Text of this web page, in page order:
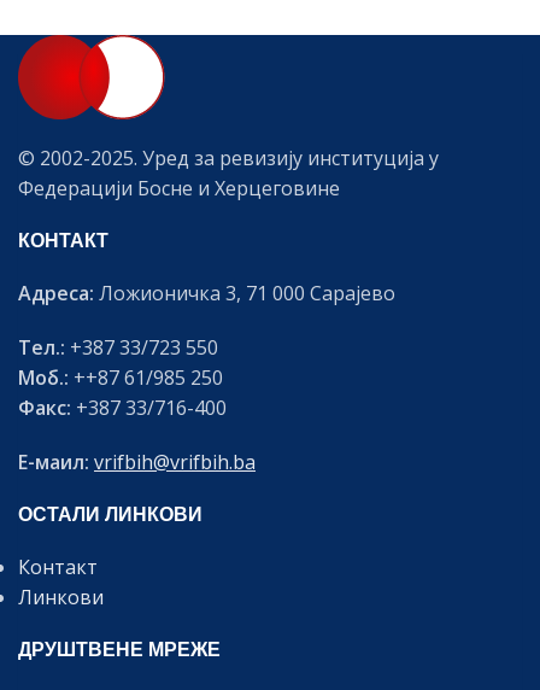
© 2002-2025. Уред за ревизију институција у
Федерацији Босне и Херцеговине
КОНТАКТ
Адреса: Ложионичка 3, 71 000 Сарајево
Тел.: +387 33/723 550
Моб.: ++87 61/985 250
Факс: +387 33/716-400
Е-маил: vrifbih@vrifbih.ba
ОСТАЛИ ЛИНКОВИ
Контакт
Линкови
ДРУШТВЕНЕ МРЕЖЕ